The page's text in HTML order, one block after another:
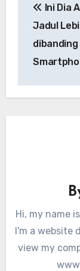
pos
Ini Dia
Jadul
dibanding
Hi, my name
I'm a website
view my